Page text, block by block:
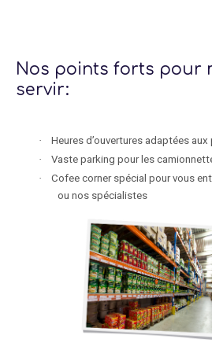
Nos points forts pour
servir:
·
Heures d’ouvertures adaptées
·
Vaste parking pour les
·
Cofee corner spécial pour vous
ou nos spécialistes